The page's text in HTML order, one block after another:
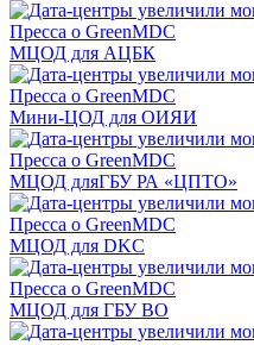
МЦОД для АЦБК
Мини-ЦОД для ОИЯИ
МЦОД дляГБУ РА «ЦПТО»
МЦОД для DKC
МЦОД для ГБУ ВО